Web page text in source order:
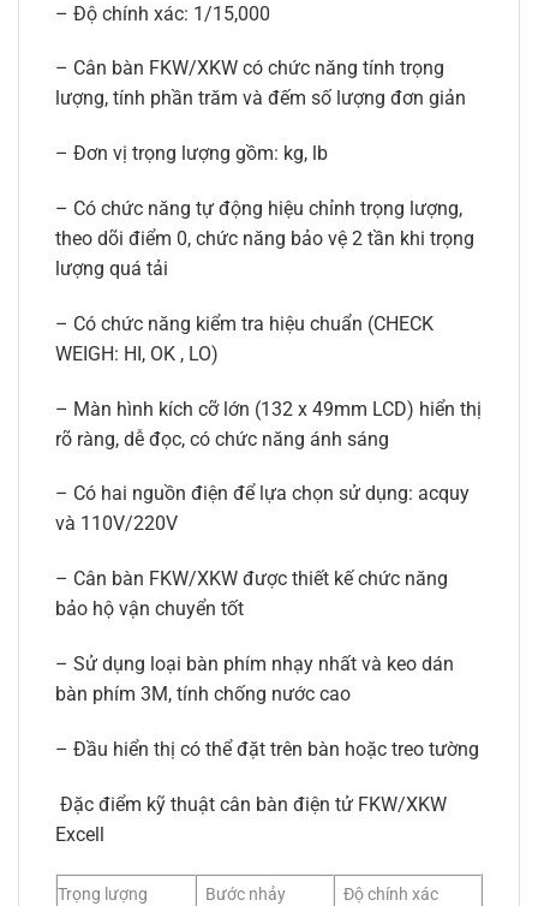
– Độ chính xác: 1/15,000
– Cân bàn FKW/XKW có chức năng tính trọng
lượng, tính phần trăm và đếm số lượng đơn giản
– Đơn vị trọng lượng gồm: kg, lb
– Có chức năng tự động hiệu chỉnh trọng lượng,
theo dõi điểm 0, chức năng bảo vệ 2 tần khi trọng
lượng quá tải
– Có chức năng kiểm tra hiệu chuẩn (CHECK
WEIGH: HI, OK , LO)
– Màn hình kích cỡ lớn (132 x 49mm LCD) hiển thị
rõ ràng, dễ đọc, có chức năng ánh sáng
– Có hai nguồn điện để lựa chọn sử dụng: acquy
và 110V/220V
– Cân bàn FKW/XKW được thiết kế chức năng
bảo hộ vận chuyển tốt
– Sử dụng loại bàn phím nhạy nhất và keo dán
bàn phím 3M, tính chống nước cao
– Đầu hiển thị có thể đặt trên bàn hoặc treo tường
Đặc điểm kỹ thuật cân bàn điện tử FKW/XKW
Excell
Trọng lượng Bước nhảy Độ chính xác